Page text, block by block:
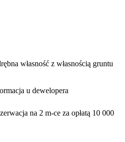
własność z własnością gruntu
u dewelopera
na 2 m-ce za opłatą 10 000